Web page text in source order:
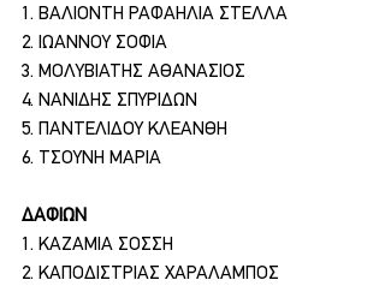
1. ΒΑΛΙΟΝΤΗ ΡΑΦΑΗΛΙΑ ΣΤΕΛΛΑ
2. ΙΩΑΝΝΟΥ ΣΟΦΙΑ
3. ΜΟΛΥΒΙΑΤΗΣ ΑΘΑΝΑΣΙΟΣ
4. ΝΑΝΙΔΗΣ ΣΠΥΡΙΔΩΝ
5. ΠΑΝΤΕΛΙΔΟΥ ΚΛΕΑΝΘΗ
6. ΤΣΟΥΝΗ ΜΑΡΙΑ
ΔΑΦΙΩΝ
1. ΚΑΖΑΜΙΑ ΣΟΣΣΗ
2. ΚΑΠΟΔΙΣΤΡΙΑΣ ΧΑΡΑΛΑΜΠΟΣ